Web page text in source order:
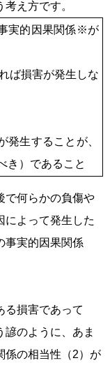
え方です。
実的因果関係※が
ば損害が発生しな
発生することが、
き）であること
で何らかの負傷や
によって発生した
事実的因果関係
る損害であって
諺のように、あま
係の相当性（2）が